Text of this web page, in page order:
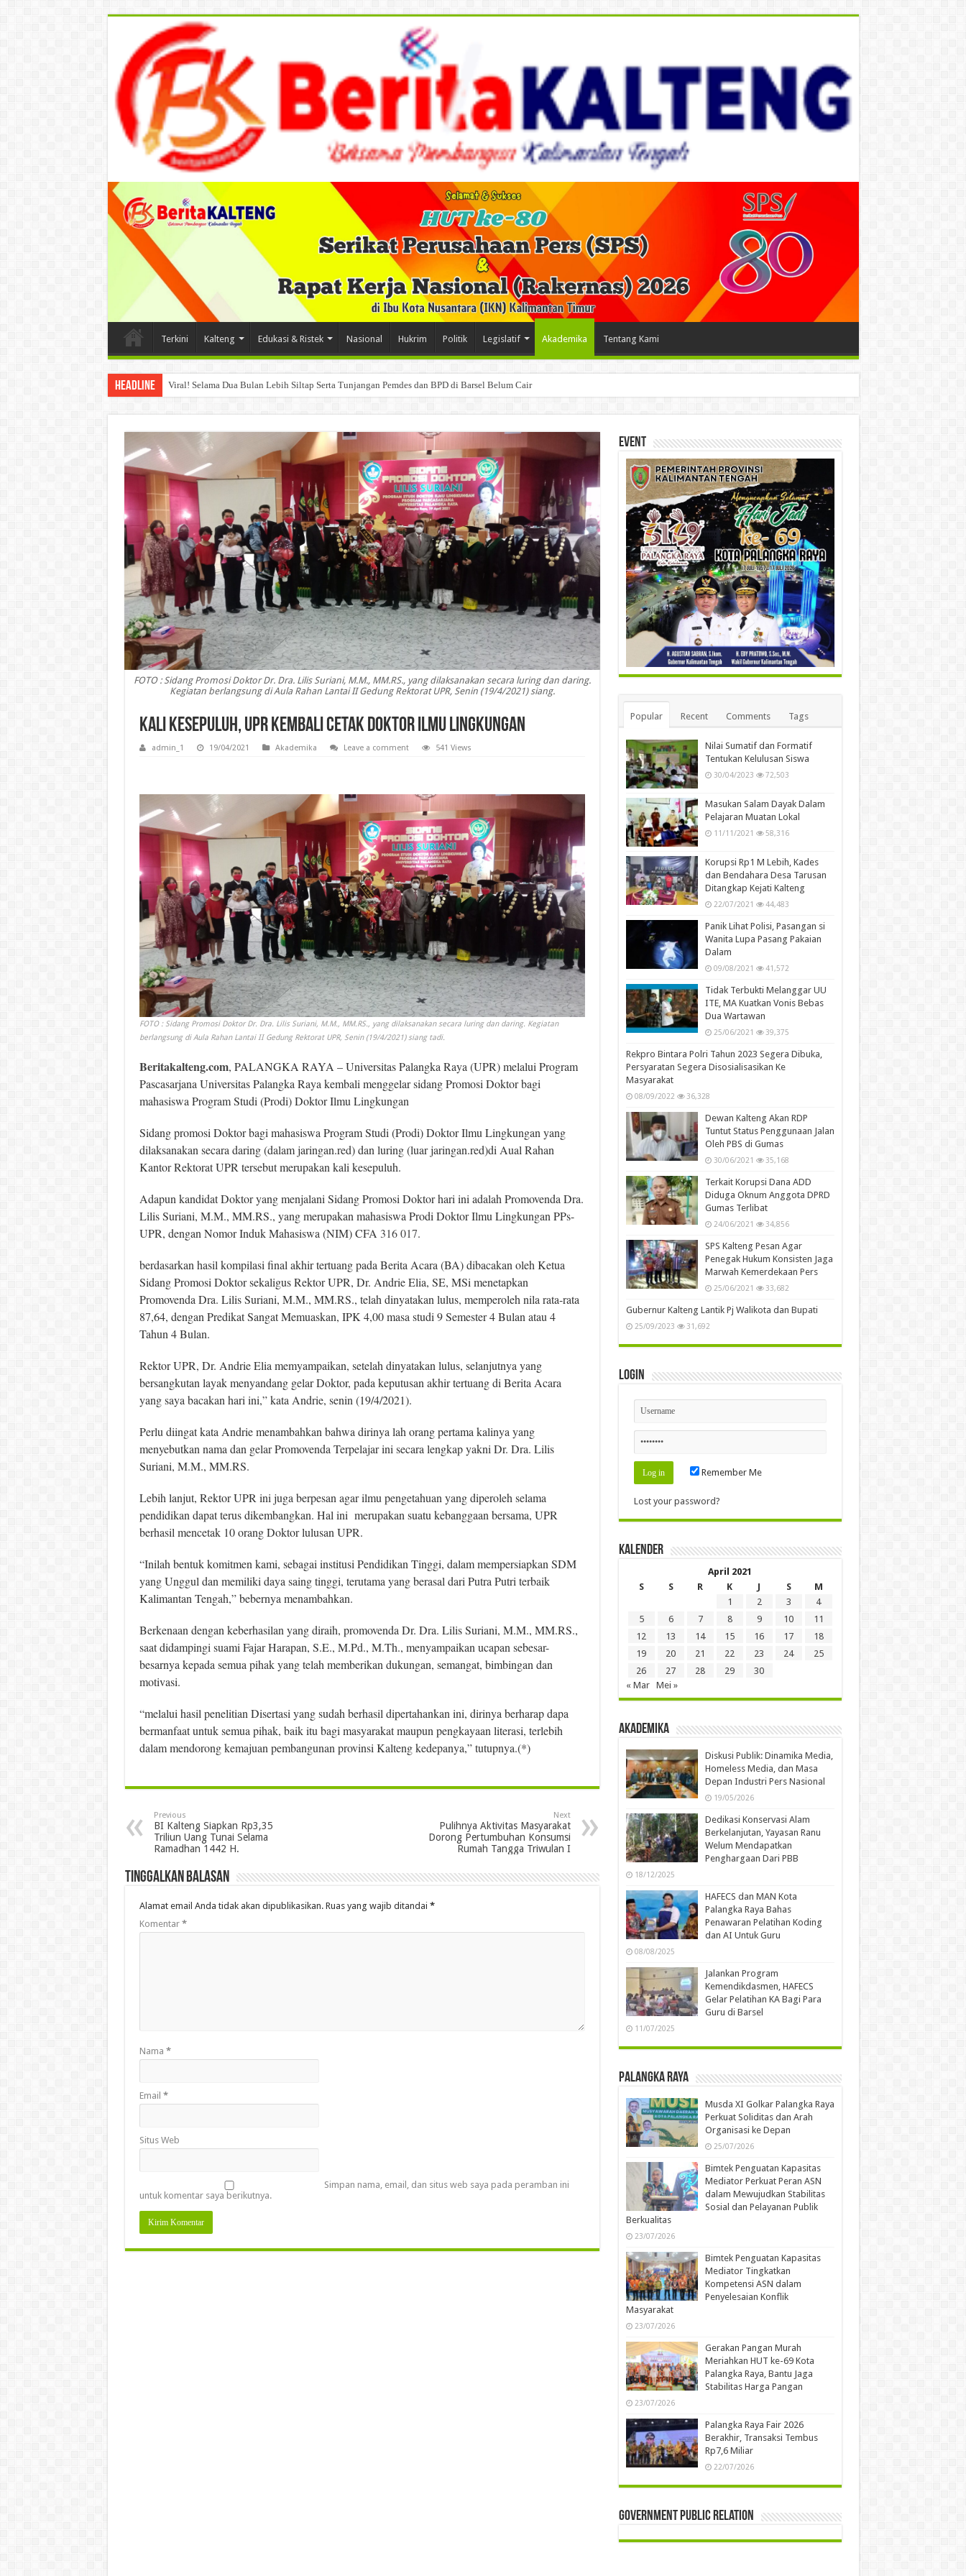
Terkini Kalteng Edukasi & Ristek Nasional Hukrim Politik Legislatif Akademika Tentang Kami
Headline Viral! Selama Dua Bulan Lebih Siltap Serta Tunjangan Pemdes dan BPD di Barsel Belum Cair
FOTO : Sidang Promosi Doktor Dr. Dra. Lilis Suriani, M.M., MM.RS., yang dilaksanakan secara luring dan daring.
Kegiatan berlangsung di Aula Rahan Lantai II Gedung Rektorat UPR, Senin (19/4/2021) siang.
Kali Kesepuluh, UPR Kembali Cetak Doktor Ilmu Lingkungan
admin_1 19/04/2021 Akademika Leave a comment 541 Views
FOTO : Sidang Promosi Doktor Dr. Dra. Lilis Suriani, M.M., MM.RS., yang dilaksanakan secara luring dan daring. Kegiatan
berlangsung di Aula Rahan Lantai II Gedung Rektorat UPR, Senin (19/4/2021) siang tadi.
Beritakalteng.com, PALANGKA RAYA – Universitas Palangka Raya (UPR) melalui Program
Pascasarjana Universitas Palangka Raya kembali menggelar sidang Promosi Doktor bagi
mahasiswa Program Studi (Prodi) Doktor Ilmu Lingkungan
Sidang promosi Doktor bagi mahasiswa Program Studi (Prodi) Doktor Ilmu Lingkungan yang
dilaksanakan secara daring (dalam jaringan.red) dan luring (luar jaringan.red)di Aual Rahan
Kantor Rektorat UPR tersebut merupakan kali kesepuluh.
Adapun kandidat Doktor yang menjalani Sidang Promosi Doktor hari ini adalah Promovenda Dra.
Lilis Suriani, M.M., MM.RS., yang merupakan mahasiswa Prodi Doktor Ilmu Lingkungan PPs-
UPR, dengan Nomor Induk Mahasiswa (NIM) CFA 316 017.
berdasarkan hasil kompilasi final akhir tertuang pada Berita Acara (BA) dibacakan oleh Ketua
Sidang Promosi Doktor sekaligus Rektor UPR, Dr. Andrie Elia, SE, MSi menetapkan
Promovenda Dra. Lilis Suriani, M.M., MM.RS., telah dinyatakan lulus, memperoleh nila rata-rata
87,64, dengan Predikat Sangat Memuaskan, IPK 4,00 masa studi 9 Semester 4 Bulan atau 4
Tahun 4 Bulan.
Rektor UPR, Dr. Andrie Elia memyampaikan, setelah dinyatakan lulus, selanjutnya yang
bersangkutan layak menyandang gelar Doktor, pada keputusan akhir tertuang di Berita Acara
yang saya bacakan hari ini,” kata Andrie, senin (19/4/2021).
Perlu diingat kata Andrie menambahkan bahwa dirinya lah orang pertama kalinya yang
menyebutkan nama dan gelar Promovenda Terpelajar ini secara lengkap yakni Dr. Dra. Lilis
Suriani, M.M., MM.RS.
Lebih lanjut, Rektor UPR ini juga berpesan agar ilmu pengetahuan yang diperoleh selama
pendidikan dapat terus dikembangkan. Hal ini merupakan suatu kebanggaan bersama, UPR
berhasil mencetak 10 orang Doktor lulusan UPR.
“Inilah bentuk komitmen kami, sebagai institusi Pendidikan Tinggi, dalam mempersiapkan SDM
yang Unggul dan memiliki daya saing tinggi, terutama yang berasal dari Putra Putri terbaik
Kalimantan Tengah,” bebernya menambahkan.
Berkenaan dengan keberhasilan yang diraih, promovenda Dr. Dra. Lilis Suriani, M.M., MM.RS.,
saat didampingi suami Fajar Harapan, S.E., M.Pd., M.Th., menyampaikan ucapan sebesar-
besarnya kepada semua pihak yang telah memberikan dukungan, semangat, bimbingan dan
motivasi.
“melalui hasil penelitian Disertasi yang sudah berhasil dipertahankan ini, dirinya berharap dapa
bermanfaat untuk semua pihak, baik itu bagi masyarakat maupun pengkayaan literasi, terlebih
dalam mendorong kemajuan pembangunan provinsi Kalteng kedepanya,” tutupnya.(*)
Previous
BI Kalteng Siapkan Rp3,35
Triliun Uang Tunai Selama
Ramadhan 1442 H.
Next
Pulihnya Aktivitas Masyarakat
Dorong Pertumbuhan Konsumsi
Rumah Tangga Triwulan I
Tinggalkan Balasan
Alamat email Anda tidak akan dipublikasikan. Ruas yang wajib ditandai *
Komentar *
Nama *
Email *
Situs Web
Simpan nama, email, dan situs web saya pada peramban ini
untuk komentar saya berikutnya.
Event
Popular Recent Comments Tags
Nilai Sumatif dan Formatif
Tentukan Kelulusan Siswa
30/04/2023 72,503
Masukan Salam Dayak Dalam
Pelajaran Muatan Lokal
11/11/2021 58,316
Korupsi Rp1 M Lebih, Kades
dan Bendahara Desa Tarusan
Ditangkap Kejati Kalteng
22/07/2021 44,483
Panik Lihat Polisi, Pasangan si
Wanita Lupa Pasang Pakaian
Dalam
09/08/2021 41,572
Tidak Terbukti Melanggar UU
ITE, MA Kuatkan Vonis Bebas
Dua Wartawan
25/06/2021 39,375
Rekpro Bintara Polri Tahun 2023 Segera Dibuka,
Persyaratan Segera Disosialisasikan Ke
Masyarakat
08/09/2022 36,328
Dewan Kalteng Akan RDP
Tuntut Status Penggunaan Jalan
Oleh PBS di Gumas
30/06/2021 35,168
Terkait Korupsi Dana ADD
Diduga Oknum Anggota DPRD
Gumas Terlibat
24/06/2021 34,856
SPS Kalteng Pesan Agar
Penegak Hukum Konsisten Jaga
Marwah Kemerdekaan Pers
25/06/2021 33,682
Gubernur Kalteng Lantik Pj Walikota dan Bupati
25/09/2023 31,692
Login
Remember Me
Lost your password?
Kalender
April 2021
S
S R K J S
M
1
2 3
4
5
6 7 8 9 10
11
12
13 14 15 16 17
18
19
20 21 22 23 24
25
26
27 28 29
30
« Mar
Mei »
Akademika
Diskusi Publik: Dinamika Media,
Homeless Media, dan Masa
Depan Industri Pers Nasional
19/05/2026
Dedikasi Konservasi Alam
Berkelanjutan, Yayasan Ranu
Welum Mendapatkan
Penghargaan Dari PBB
18/12/2025
HAFECS dan MAN Kota
Palangka Raya Bahas
Penawaran Pelatihan Koding
dan AI Untuk Guru
08/08/2025
Jalankan Program
Kemendikdasmen, HAFECS
Gelar Pelatihan KA Bagi Para
Guru di Barsel
11/07/2025
Palangka Raya
Musda XI Golkar Palangka Raya
Perkuat Soliditas dan Arah
Organisasi ke Depan
25/07/2026
Bimtek Penguatan Kapasitas
Mediator Perkuat Peran ASN
dalam Mewujudkan Stabilitas
Sosial dan Pelayanan Publik
Berkualitas
23/07/2026
Bimtek Penguatan Kapasitas
Mediator Tingkatkan
Kompetensi ASN dalam
Penyelesaian Konflik
Masyarakat
23/07/2026
Gerakan Pangan Murah
Meriahkan HUT ke-69 Kota
Palangka Raya, Bantu Jaga
Stabilitas Harga Pangan
23/07/2026
Palangka Raya Fair 2026
Berakhir, Transaksi Tembus
Rp7,6 Miliar
22/07/2026
Government Public Relation